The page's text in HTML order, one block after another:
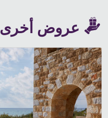
عروض أخرى